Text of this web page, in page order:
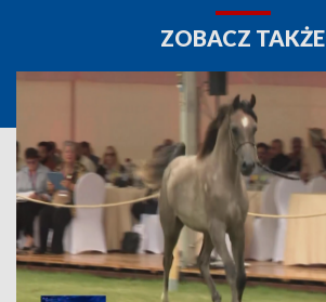
ZOBACZ TAKŻE